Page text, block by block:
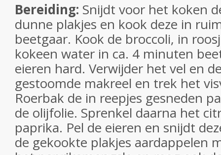
Bereiding: Snijdt voor het koken
dunne plakjes en kook deze in
beetgaar. Kook de broccoli, in
kokeen water in ca. 4 minuten
eieren hard. Verwijder het vel en
gestoomde makreel en trek het
Roerbak de in reepjes gesneden
de olijfolie. Sprenkel daarna het
paprika. Pel de eieren en snijdt
de gekookte plakjes aardappelen